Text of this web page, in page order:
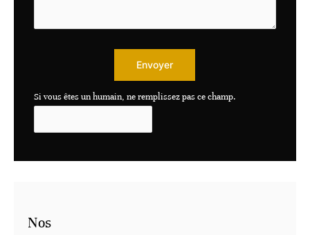
Envoyer
Si vous êtes un humain, ne remplissez pas ce champ.
Nos